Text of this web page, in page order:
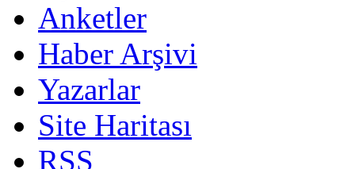
Anketler
Haber Arşivi
Yazarlar
Site Haritası
RSS